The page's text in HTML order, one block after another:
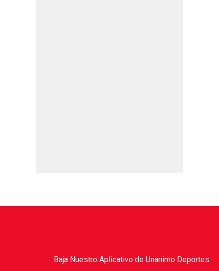
Baja Nuestro Aplicativo de Unanimo Deportes